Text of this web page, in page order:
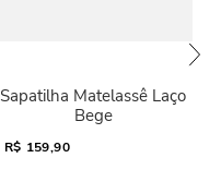
Sapatilha Matelassê Laço
Bege
R$ 159,90